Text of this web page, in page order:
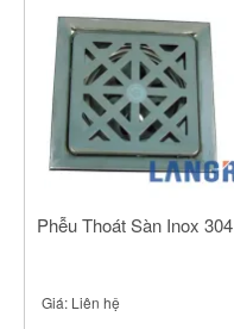
Phễu Thoát Sàn Inox 304
Giá: Liên hệ